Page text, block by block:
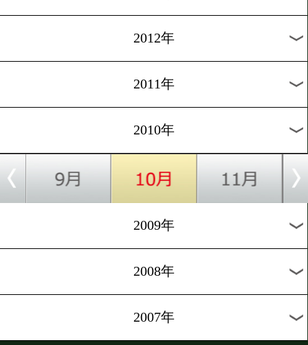
2021年
2020年
2019年
2017年